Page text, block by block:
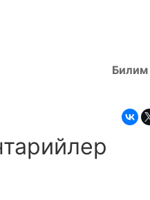
Билим